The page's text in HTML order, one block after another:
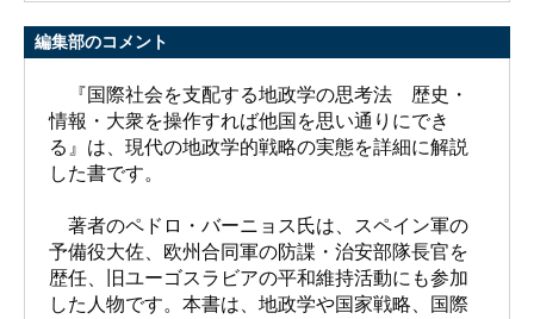
編集部のコメント
『国際社会を支配する地政学の思考法 歴史・
情報・大衆を操作すれば他国を思い通りにでき
る』は、現代の地政学的戦略の実態を詳細に解説
した書です。
著者のペドロ・バーニョス氏は、スペイン軍の
予備役大佐、欧州合同軍の防諜・治安部隊長官を
歴任、旧ユーゴスラビアの平和維持活動にも参加
した人物です。本書は、地政学や国家戦略、国際